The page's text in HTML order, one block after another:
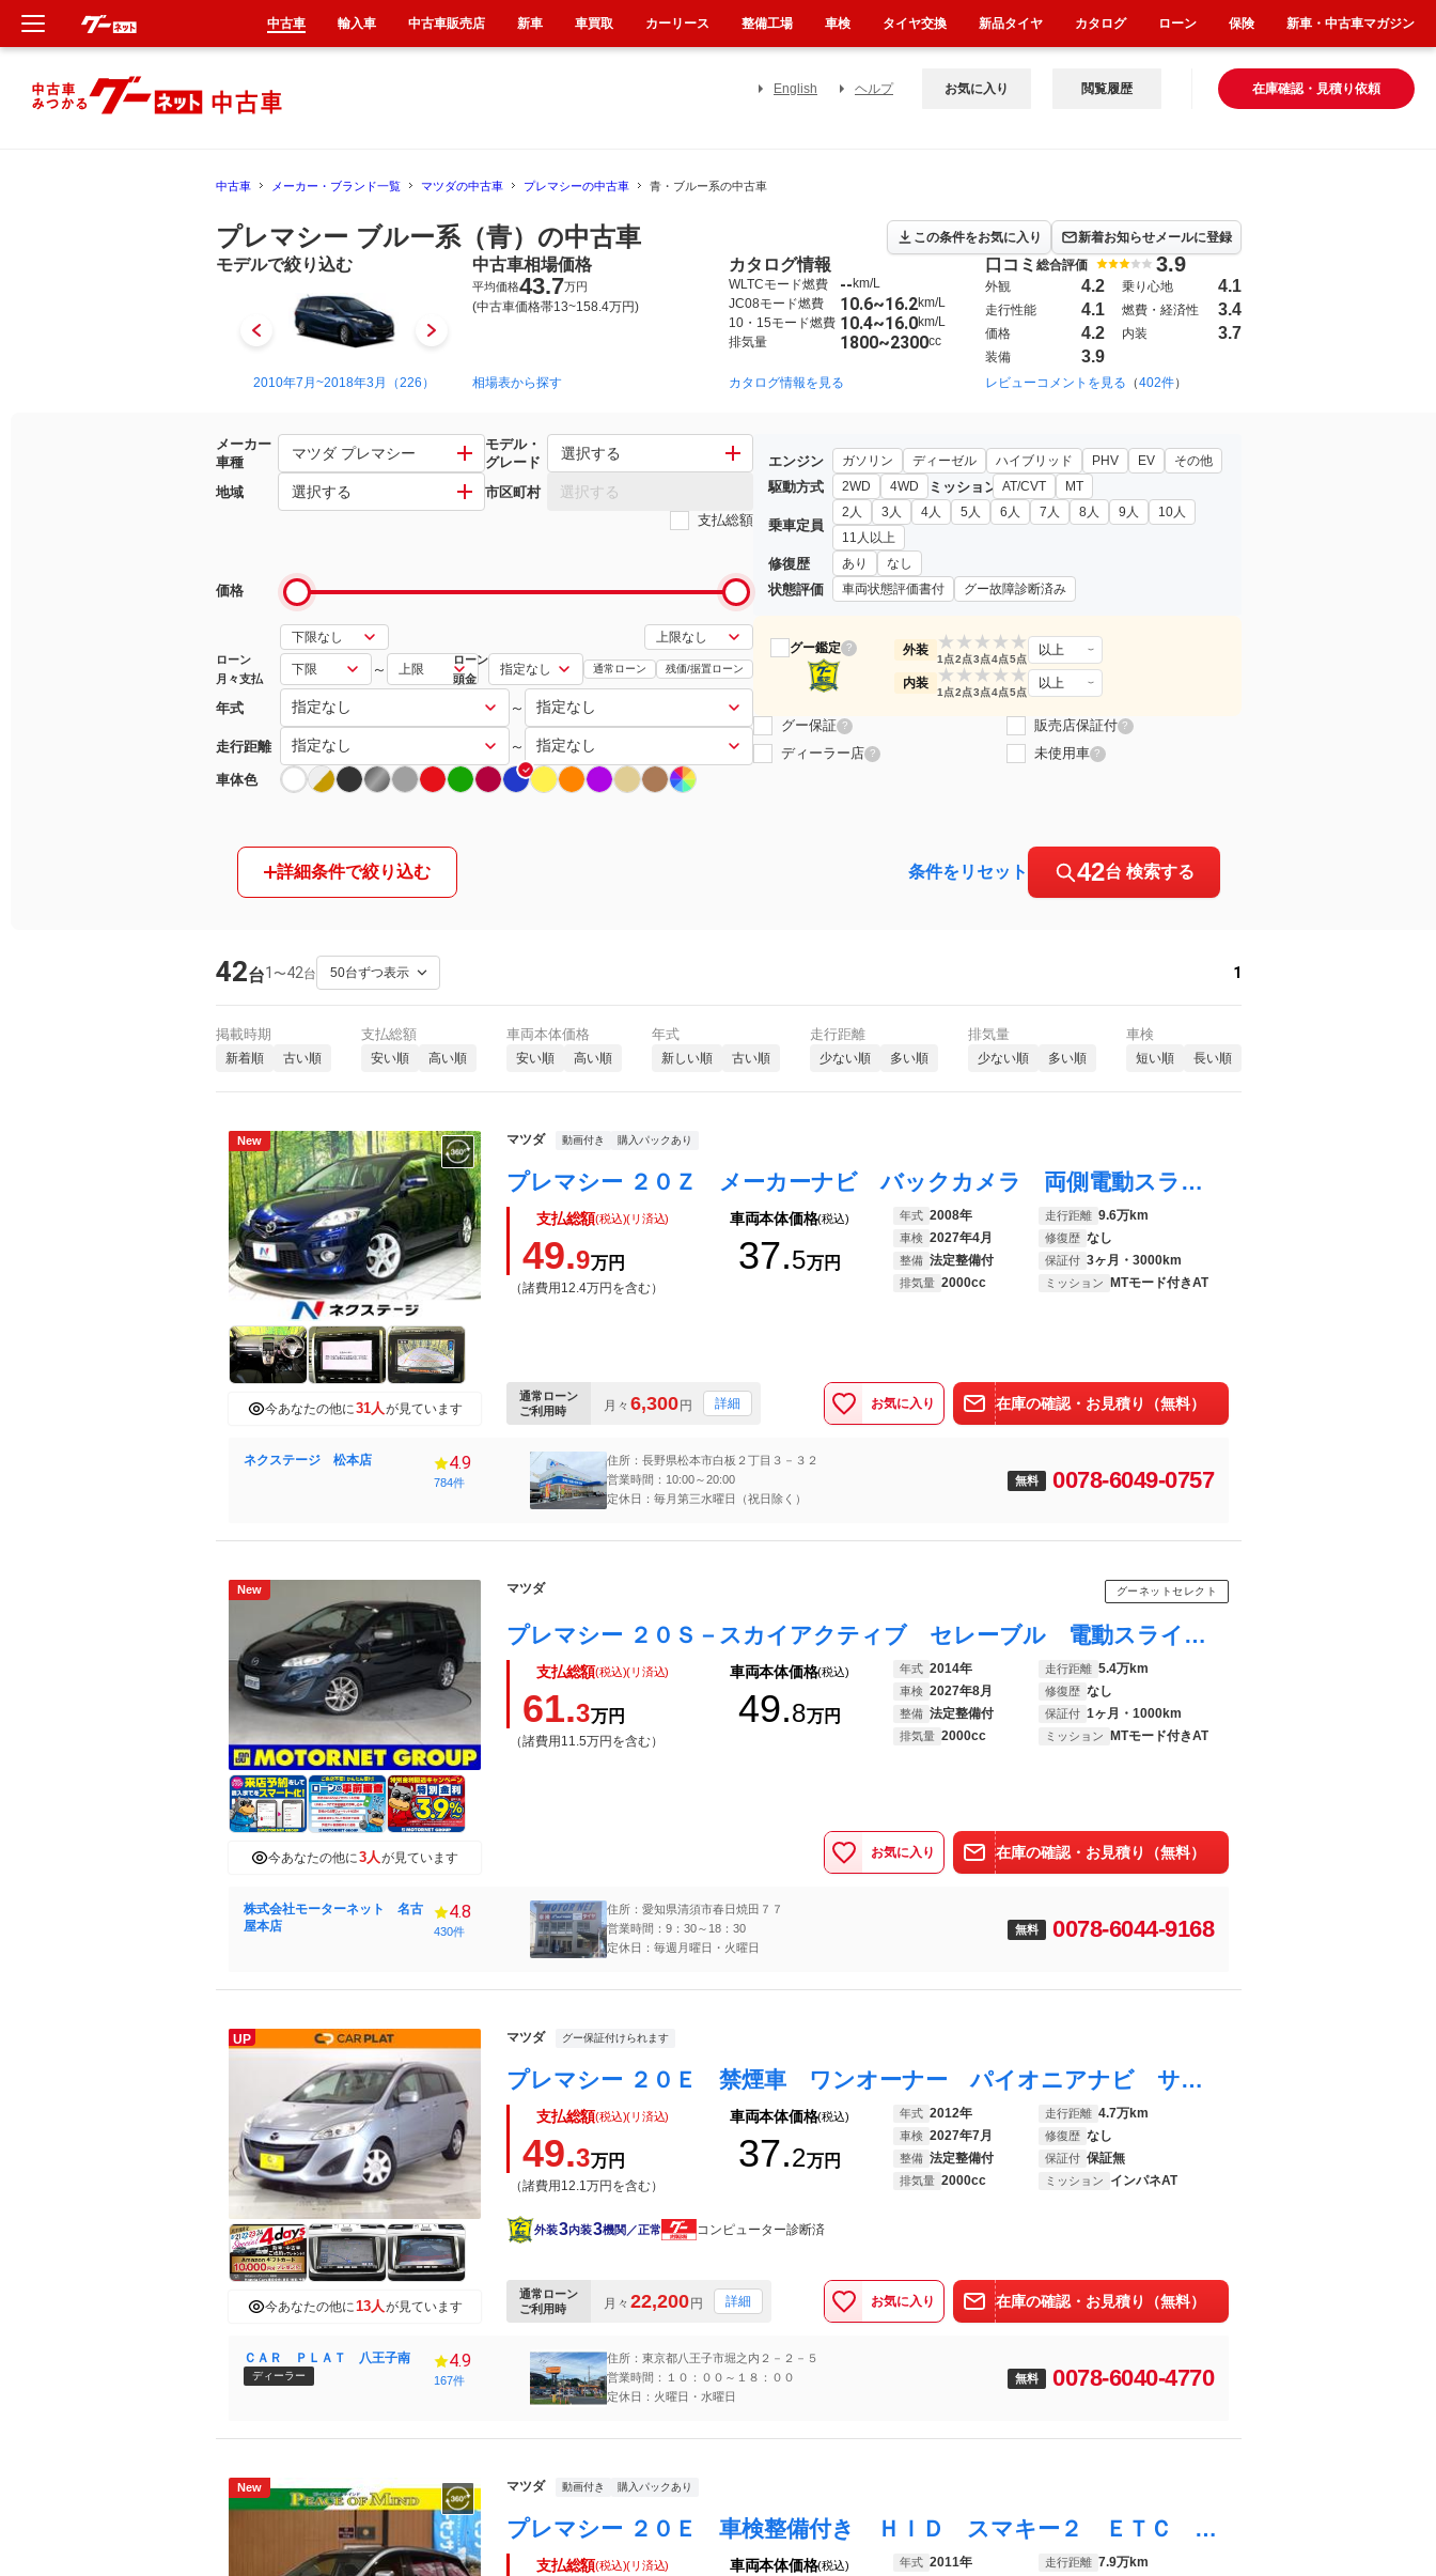
English ヘルプ 在庫確認・見積り依頼
お気に入り 閲覧履歴
中古車 メーカー・ブランド一覧 マツダの中古車 プレマシーの中古車 青・ブルー系の中古車
プレマシー ブルー系（青）の中古車 この条件をお気に入り 新着お知らせメールに登録
モデルで絞り込む
2010年7月~2018年3月（226） 2005年2月~2010年7月（20） 1999年4月~2005年2月（1） 2010年7月~2018年3月（226）
中古車相場価格
平均価格43.7万円
(中古車価格帯13~158.4万円)
相場表から探す
カタログ情報
WLTCモード燃費 -- km/L
JC08モード燃費
10.6~16.2km/L
10・15モード燃費 10.4~16.0km/L
排気量
1800~2300cc
カタログ情報を見る
口コミ 総合評価 3.9
外観 4.2 乗り心地 4.1
走行性能 4.1 燃費・経済性 3.4
価格 4.2 内装 3.7
装備 3.9
レビューコメントを見る （402件）
メーカー
車種
マツダ プレマシー
モデル・
グレード
選択する
地域 選択する 市区町村 選択する
支払総額
価格
ローン
月々支払
～
ローン
頭金
通常ローン 残価/据置ローン
年式 ～
走行距離 ～
車体色
エンジン ガソリン ディーゼル ハイブリッド PHV EV その他
駆動方式 2WD 4WD ミッション AT/CVT MT
乗車定員
2人 3人 4人 5人 6人 7人 8人 9人
10人
11人以上
修復歴 あり なし
状態評価 車両状態評価書付 グー故障診断済み
グー鑑定 ? 外装 ★
1点
★
2点
★
3点
★
4点
★
5点
以上
内装 ★
1点
★
2点
★
3点
★
4点
★
5点
以上
グー保証 ? 販売店保証付 ?
ディーラー店 ? 未使用車 ?
詳細条件で絞り込む 条件をリセット 42台 検索する
42台1 〜42台 1
掲載時期
新着順 古い順
支払総額
安い順 高い順
車両本体価格
安い順 高い順
年式
新しい順 古い順
走行距離
少ない順 多い順
排気量
少ない順 多い順
車検
短い順 長い順
New
今あなたの他に31人が見ています
マツダ 動画付き 購入パックあり
プレマシー ２０Ｚ メーカーナビ バックカメラ 両側電動スライド ドライブレコーダー フロントフォグ オートライト オートエアコン スマートキー 電動格納ミラー 純正１７インチアルミホイール
支払総額(税込)(リ済込)
49.9万円
（諸費用12.4万円を含む）
車両本体価格(税込)
37.5万円
年式 2008年 走行距離 9.6万km
車検 2027年4月 修復歴 なし
整備 法定整備付 保証付 3ヶ月・3000km
排気量 2000cc ミッション MTモード付きAT
通常ローン
ご利用時
月々 6,300円 詳細 お気に入り 在庫の確認・お見積り（無料）
ネクステージ 松本店 4.9
784件
住所：長野県松本市白板２丁目３－３２
営業時間：10:00～20:00
定休日：毎月第三水曜日（祝日除く）
無料 0078-6049-0757
New
今あなたの他に3人が見ています
マツダ グーネットセレクト
プレマシー ２０Ｓ－スカイアクティブ セレーブル 電動スライドドア バックカメラ メモリーナビ オートクルコン ＨＩＤライト オートライト 純正アルミ 後席モニター ＢＴオーディオ フルセグＴＶ アイドリングストップ パドルシフト
支払総額(税込)(リ済込)
61.3万円
（諸費用11.5万円を含む）
車両本体価格(税込)
49.8万円
年式 2014年 走行距離 5.4万km
車検 2027年8月 修復歴 なし
整備 法定整備付 保証付 1ヶ月・1000km
排気量 2000cc ミッション MTモード付きAT
お気に入り 在庫の確認・お見積り（無料）
株式会社モーターネット 名古
屋本店
4.8
430件
住所：愛知県清須市春日焼田７７
営業時間：9：30～18：30
定休日：毎週月曜日・火曜日
無料 0078-6044-9168
UP
今あなたの他に13人が見ています
マツダ グー保証付けられます
プレマシー ２０Ｅ 禁煙車 ワンオーナー パイオニアナビ サイドカーテンエアバッグ リアカメラ ＥＴＣ リア左側パワースライドドア フルセグＴＶ ブルートゥース音楽 キーレスキー ＶＳＡ ナビＴＶ エアコン ＥＳＣ ＰＷ
支払総額(税込)(リ済込)
49.3万円
（諸費用12.1万円を含む）
車両本体価格(税込)
37.2万円
年式 2012年 走行距離 4.7万km
車検 2027年7月 修復歴 なし
整備 法定整備付 保証付 保証無
排気量 2000cc ミッション インパネAT
外装3内装3機関／正常 コンピューター診断済
通常ローン
ご利用時
月々 22,200円 詳細 お気に入り 在庫の確認・お見積り（無料）
ＣＡＲ ＰＬＡＴ 八王子南
ディーラー
4.9
167件
住所：東京都八王子市堀之内２－２－５
営業時間：１０：００～１８：００
定休日：火曜日・水曜日
無料 0078-6040-4770
New マツダ 動画付き 購入パックあり
プレマシー ２０Ｅ 車検整備付き ＨＩＤ スマキー２ ＥＴＣ 両パワスラ 純ナビ 地デジフルセグ Ｂカメラ Ｂｌｕｅｔｏｏｔｈ接続 記録簿 タイチェン ステコン ＭＴモード
支払総額(税込)(リ済込) 車両本体価格(税込) 年式 2011年 走行距離 7.9万km
中古車 輸入車 中古車販売店 新車 車買取 カーリース 整備工場 車検 タイヤ交換 新品タイヤ カタログ ローン 保険 新車・中古車マガジン
新車